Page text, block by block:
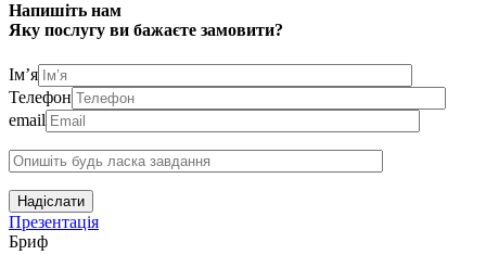
Напишіть нам
Яку послугу ви бажаєте замовити?
Ім’я
Телефон
email
Надіслати
Презентація
Бриф